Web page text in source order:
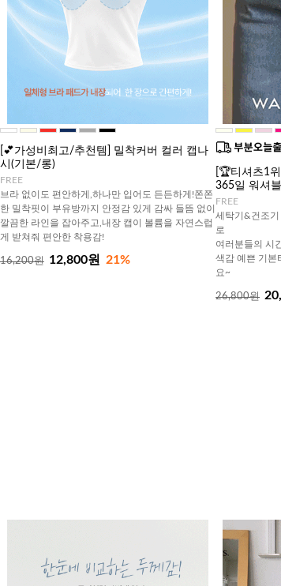
[💕가성비최고/추천템] 밀착커버 컬러 캡나
시(기본/롱)
FREE
브라 없이도 편안하게,하나만 입어도 든든하게!쫀쫀
한 밀착핏이 부유방까지 안정감 있게 감싸 들뜸 없이
깔끔한 라인을 잡아주고,내장 캡이 볼륨을 자연스럽
게 받쳐줘 편안한 착용감!
16,200원 12,800원 21%
[🏆티셔츠1
365일 워셔
FREE
세탁기&건조기
로
여러분들의 시
색감 예쁜 기본
요~
26,800원